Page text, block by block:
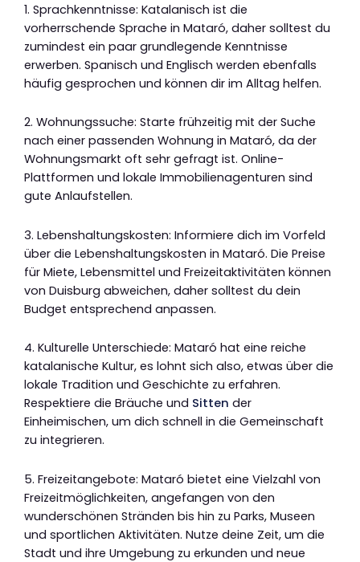
1. Sprachkenntnisse: Katalanisch ist die
vorherrschende Sprache in Mataró, daher solltest du
zumindest ein paar grundlegende Kenntnisse
erwerben. Spanisch und Englisch werden ebenfalls
häufig gesprochen und können dir im Alltag helfen.
2. Wohnungssuche: Starte frühzeitig mit der Suche
nach einer passenden Wohnung in Mataró, da der
Wohnungsmarkt oft sehr gefragt ist. Online-
Plattformen und lokale Immobilienagenturen sind
gute Anlaufstellen.
3. Lebenshaltungskosten: Informiere dich im Vorfeld
über die Lebenshaltungskosten in Mataró. Die Preise
für Miete, Lebensmittel und Freizeitaktivitäten können
von Duisburg abweichen, daher solltest du dein
Budget entsprechend anpassen.
4. Kulturelle Unterschiede: Mataró hat eine reiche
katalanische Kultur, es lohnt sich also, etwas über die
lokale Tradition und Geschichte zu erfahren.
Respektiere die Bräuche und Sitten der
Einheimischen, um dich schnell in die Gemeinschaft
zu integrieren.
5. Freizeitangebote: Mataró bietet eine Vielzahl von
Freizeitmöglichkeiten, angefangen von den
wunderschönen Stränden bis hin zu Parks, Museen
und sportlichen Aktivitäten. Nutze deine Zeit, um die
Stadt und ihre Umgebung zu erkunden und neue